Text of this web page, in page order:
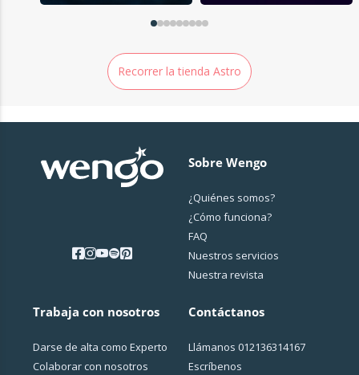
Recorrer la tienda Astro
Sobre Wengo
¿Quiénes somos?
¿Cо́mo funciona?
FAQ
Nuestros servicios
Nuestra revista
Trabaja con nosotros
Darse de alta como Experto
Colaborar con nosotros
Contáctanos
Llámanos 012136314167
Escríbenos